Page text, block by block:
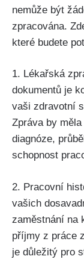
nemůže být
zpracována.
které budete
1. Lékařská
dokumentů je
vaši zdravotní
Zpráva by
diagnóze,
schopnost
2. Pracovní
vašich
zaměstnání na
příjmy z práce
je důležitý pro